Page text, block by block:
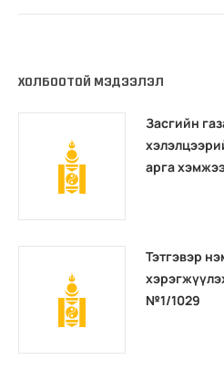
ХОЛБООТОЙ МЭДЭЭЛЭЛ
Засгийн
арга
Тэтгэвэр
№1/1029